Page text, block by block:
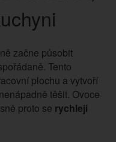
začne působit
Tento
plochu a vytvoří
těšit. Ovoce
proto se rychleji